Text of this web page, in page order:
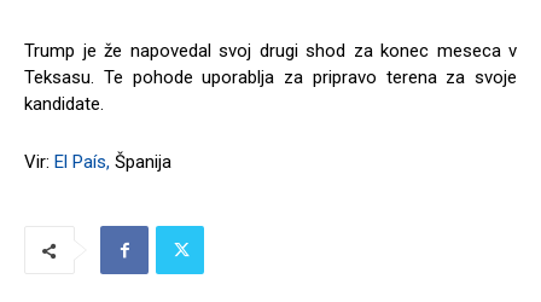
Trump je že napovedal svoj drugi shod za konec meseca v
Teksasu. Te pohode uporablja za pripravo terena za svoje
kandidate.
Vir: El País, Španija